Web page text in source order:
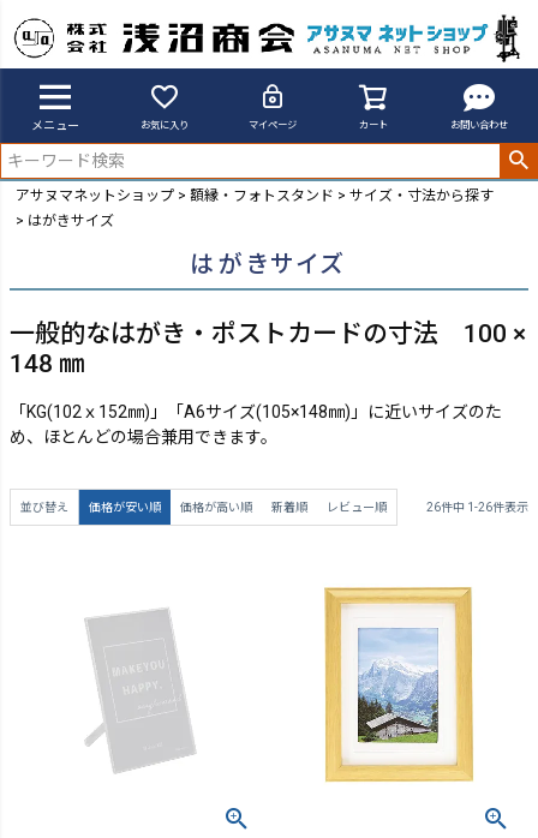
メニュー お気に入り マイページ カート お問い合わせ
アサヌマネットショップ 額縁・フォトスタンド
サイズ・寸法から探す
はがきサイズ
はがきサイズ
一般的なはがき・ポストカードの寸法 100 ×
148 ㎜
「KG(102ｘ152㎜)」「A6サイズ(105×148㎜)」に近いサイズのた
め、ほとんどの場合兼用できます。
並び替え 価格が安い順 価格が高い順 新着順 レビュー順 26件中 1 -26件表示